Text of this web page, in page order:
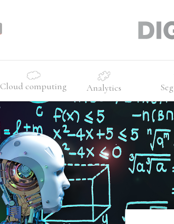
Cloud computing Analytics